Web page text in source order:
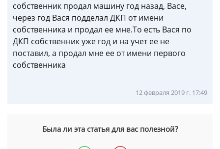
собственник продал машину год назад, Васе,
через год Вася подделал ДКП от имени
собственника и продал ее мне.То есть Вася по
ДКП собственник уже год и на учет ее не
поставил, а продал мне ее от имени первого
собственника
12 февраля 2019 г. 17:49
Была ли эта статья для вас полезной?